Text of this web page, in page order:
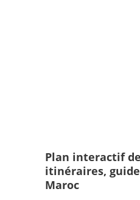
Plan interactif
itinéraires,
Maroc